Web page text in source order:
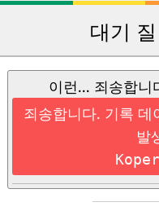
대기
이런... 죄송합니
죄송합니다. 기록
발